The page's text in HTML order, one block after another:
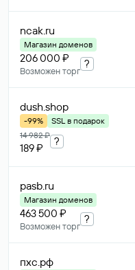
ncak.ru
Магазин доменов
206 000 ₽
Возможен торг
?
dush.shop
-99%
SSL в подарок
14 982 ₽
189 ₽
?
pasb.ru
Магазин доменов
463 500 ₽
Возможен торг
?
пхс.рф